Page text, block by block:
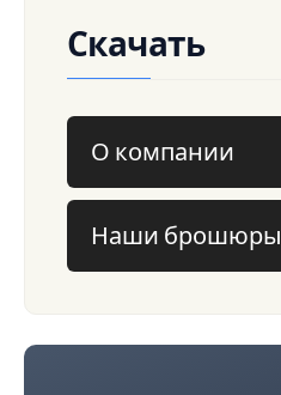
Скачать
О компании
Наши брошюры